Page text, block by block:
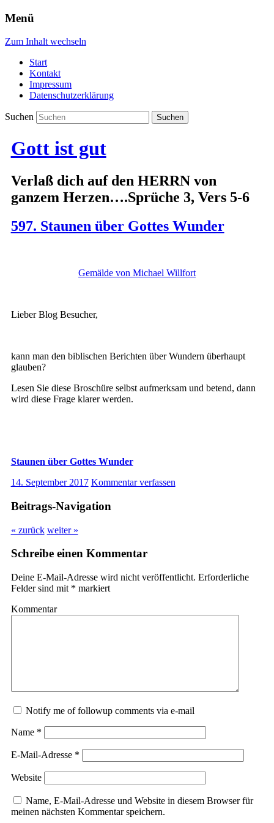
Menü
Zum Inhalt wechseln
Start
Kontakt
Impressum
Datenschutzerklärung
Suchen
Gott ist gut
Verlaß dich auf den HERRN von
ganzem Herzen….Sprüche 3, Vers 5-6
597. Staunen über Gottes Wunder
Gemälde von Michael Willfort
Lieber Blog Besucher,
kann man den biblischen Berichten über Wundern überhaupt
glauben?
Lesen Sie diese Broschüre selbst aufmerksam und betend, dann
wird diese Frage klarer werden.
Staunen über Gottes Wunder
14. September 2017 Kommentar verfassen
Beitrags-Navigation
« zurück weiter »
Schreibe einen Kommentar
Deine E-Mail-Adresse wird nicht veröffentlicht. Erforderliche
Felder sind mit * markiert
Kommentar
Notify me of followup comments via e-mail
Name *
E-Mail-Adresse *
Website
Name, E-Mail-Adresse und Website in diesem Browser für
meinen nächsten Kommentar speichern.